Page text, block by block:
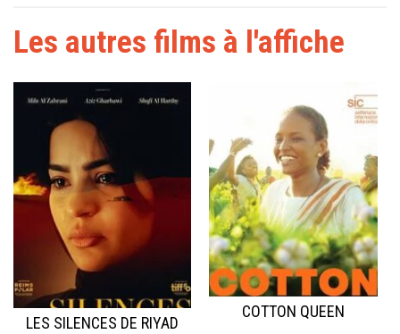
Les autres films à l'affiche
LES SILENCES DE RIYAD
COTTON QUEEN